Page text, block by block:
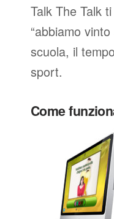
Talk The Talk
“abbiamo
scuola, il
sport.
Come